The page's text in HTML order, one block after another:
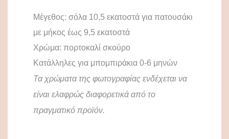
Μέγεθος: σόλα 10,5 εκατοστά για πατουσάκι
με μήκος έως 9,5 εκατοστά
Χρώμα: πορτοκαλί σκούρο
Κατάλληλες για μπομπιράκια 0-6 μηνών
Τα χρώματα της φωτογραφίας ενδέχεται να
είναι ελαφρώς διαφορετικά από το
πραγματικό προϊόν.